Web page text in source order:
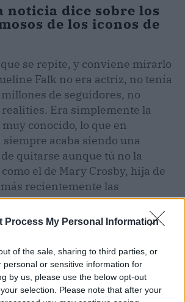
Process My Personal Information
of the sale, sharing to third parties, or
personal or sensitive information for
by us, please use the below opt-out
selection. Please note that after your
noticia dice sobre los
de los iconos de
se repite, y conviene mirarlo
Falk no era actriz, no tenía
de seguidores, no
Era simplemente la
conocido, lo que en
siempre acaba siendo una
quitarse aunque tú no la
el de Mary Crosby, hija de
recientemente las
de los hijos de Robin Williams
actor, demuestran que crecer
rara vez se cuenta en los
llega en un momento en el